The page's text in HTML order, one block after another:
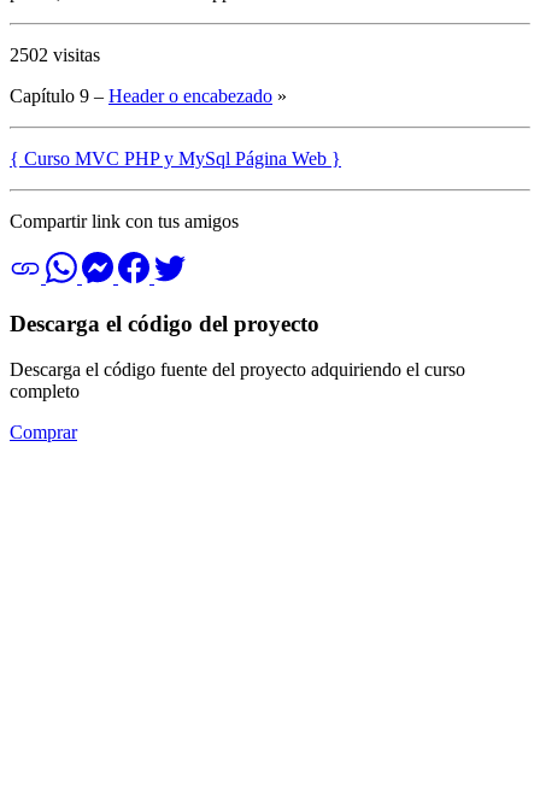
2502 visitas
Capítulo 9 – Header o encabezado »
{ Curso MVC PHP y MySql Página Web }
Compartir link con tus amigos
Descarga el código del proyecto
Descarga el código fuente del proyecto adquiriendo el curso
completo
Comprar